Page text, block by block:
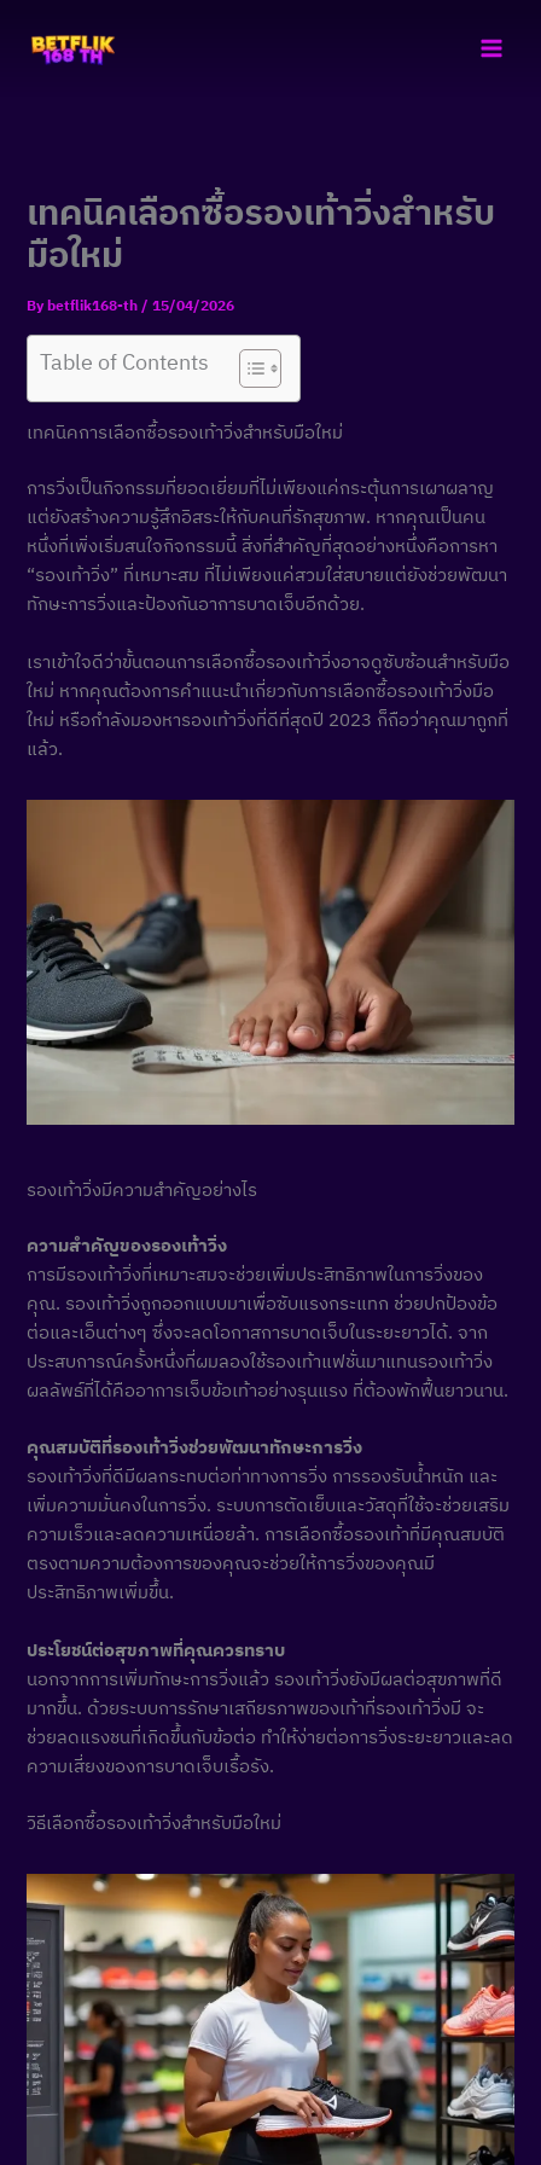
content
เทคนิคเลือกซื้อรองเท้าวิ่งสำหรับ
มือใหม่
Bybetflik168-th/15/04/2026
Table of Contents
เทคนิคการเลือกซื้อรองเท้าวิ่งสำหรับมือใหม่
การวิ่งเป็นกิจกรรมที่ยอดเยี่ยมที่ไม่เพียงแค่กระตุ้นการเผาผลาญ
แต่ยังสร้างความรู้สึกอิสระให้กับคนที่รักสุขภาพ. หากคุณเป็นคน
หนึ่งที่เพิ่งเริ่มสนใจกิจกรรมนี้ สิ่งที่สำคัญที่สุดอย่างหนึ่งคือการหา
“รองเท้าวิ่ง” ที่เหมาะสม ที่ไม่เพียงแค่สวมใส่สบายแต่ยังช่วยพัฒนา
ทักษะการวิ่งและป้องกันอาการบาดเจ็บอีกด้วย.
เราเข้าใจดีว่าขั้นตอนการเลือกซื้อรองเท้าวิ่งอาจดูซับซ้อนสำหรับมือ
ใหม่ หากคุณต้องการคำแนะนำเกี่ยวกับการเลือกซื้อรองเท้าวิ่งมือ
ใหม่ หรือกำลังมองหารองเท้าวิ่งที่ดีที่สุดปี 2023 ก็ถือว่าคุณมาถูกที่
แล้ว.
รองเท้าวิ่งมีความสำคัญอย่างไร
ความสำคัญของรองเท้าวิ่ง
การมีรองเท้าวิ่งที่เหมาะสมจะช่วยเพิ่มประสิทธิภาพในการวิ่งของ
คุณ. รองเท้าวิ่งถูกออกแบบมาเพื่อซับแรงกระแทก ช่วยปกป้องข้อ
ต่อและเอ็นต่างๆ ซึ่งจะลดโอกาสการบาดเจ็บในระยะยาวได้. จาก
ประสบการณ์ครั้งหนึ่งที่ผมลองใช้รองเท้าแฟชั่นมาแทนรองเท้าวิ่ง
ผลลัพธ์ที่ได้คืออาการเจ็บข้อเท้าอย่างรุนแรง ที่ต้องพักฟื้นยาวนาน.
คุณสมบัติที่รองเท้าวิ่งช่วยพัฒนาทักษะการวิ่ง
รองเท้าวิ่งที่ดีมีผลกระทบต่อท่าทางการวิ่ง การรองรับน้ำหนัก และ
เพิ่มความมั่นคงในการวิ่ง. ระบบการตัดเย็บและวัสดุที่ใช้จะช่วยเสริม
ความเร็วและลดความเหนื่อยล้า. การเลือกซื้อรองเท้าที่มีคุณสมบัติ
ตรงตามความต้องการของคุณจะช่วยให้การวิ่งของคุณมี
ประสิทธิภาพเพิ่มขึ้น.
ประโยชน์ต่อสุขภาพที่คุณควรทราบ
นอกจากการเพิ่มทักษะการวิ่งแล้ว รองเท้าวิ่งยังมีผลต่อสุขภาพที่ดี
มากขึ้น. ด้วยระบบการรักษาเสถียรภาพของเท้าที่รองเท้าวิ่งมี จะ
ช่วยลดแรงชนที่เกิดขึ้นกับข้อต่อ ทำให้ง่ายต่อการวิ่งระยะยาวและลด
ความเสี่ยงของการบาดเจ็บเรื้อรัง.
วิธีเลือกซื้อรองเท้าวิ่งสำหรับมือใหม่